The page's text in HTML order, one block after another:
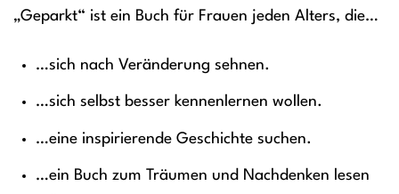
„Geparkt“ ist ein Buch für Frauen jeden Alters, die…
…sich nach Veränderung sehnen.
…sich selbst besser kennenlernen wollen.
…eine inspirierende Geschichte suchen.
…ein Buch zum Träumen und Nachdenken lesen